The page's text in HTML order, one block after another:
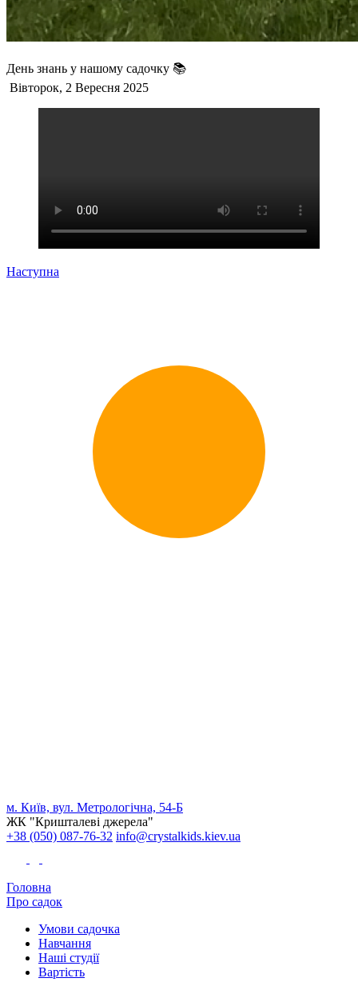
День знань у нашому садочку 📚
Вівторок, 2 Вересня 2025
Наступна
м. Київ, вул. Метрологічна, 54-Б
ЖК "Кришталеві джерела"
+38 (050) 087-76-32 info@crystalkids.kiev.ua
Головна
Про садок
Умови садочка
Навчання
Наші студії
Вартість